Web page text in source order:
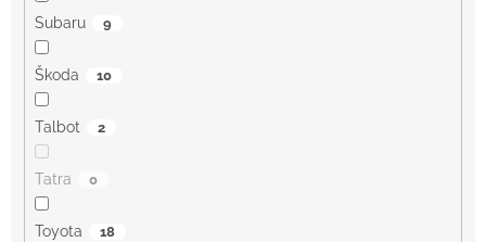
Subaru 9
Škoda 10
Talbot 2
Tatra 0
Toyota 18